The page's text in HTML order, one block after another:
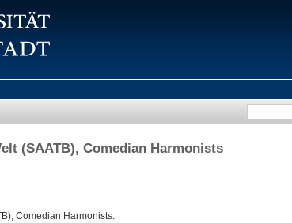
(SAATB), Comedian Harmonists
Comedian Harmonists.